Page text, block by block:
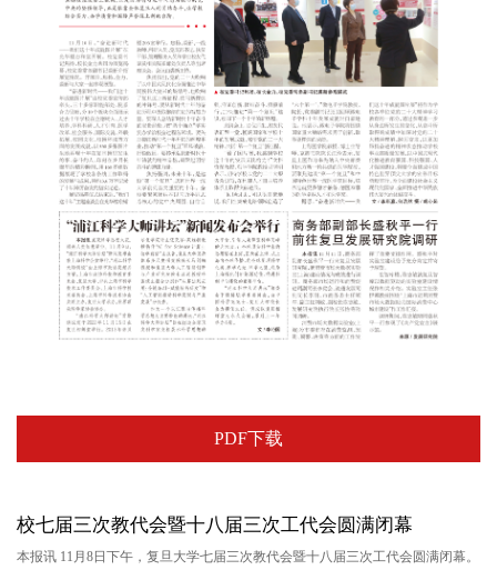
PDF下载
校七届三次教代会暨十八届三次工代会圆满闭幕
本报讯 11月8日下午，复旦大学七届三次教代会暨十八届三次工代会圆满闭幕。